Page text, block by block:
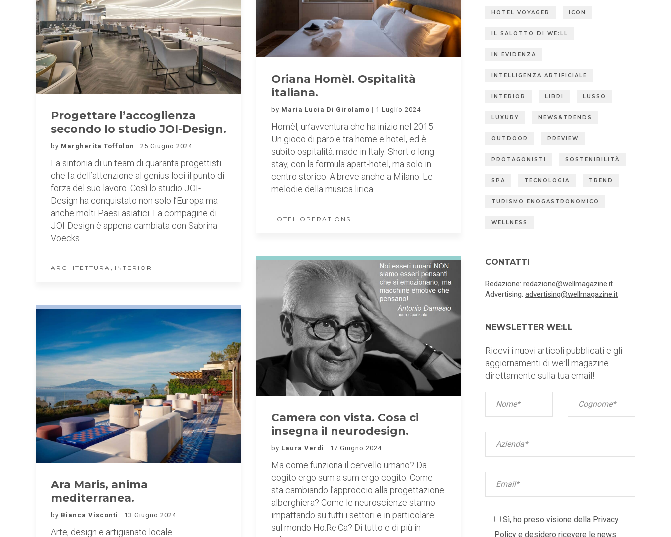
Oriana Homèl. Ospitalità
italiana.
by Maria Lucia Di Girolamo 1 Luglio 2024
Homèl, un’avventura che ha inizio nel 2015.
Un gioco di parole tra home e hotel, ed è
subito ospitalità: made in Italy. Short o long
stay, con la formula apart-hotel, ma solo in
centro storico. A breve anche a Milano. Le
melodie della musica lirica…
HOTEL OPERATIONS
Progettare l’accoglienza
secondo lo studio JOI-Design.
by Margherita Toffolon 25 Giugno 2024
La sintonia di un team di quaranta progettisti
che fa dell’attenzione al genius loci il punto di
forza del suo lavoro. Così lo studio JOI-
Design ha conquistato non solo l’Europa ma
anche molti Paesi asiatici. La compagine di
JOI-Design è appena cambiata con Sabrina
Voecks…
ARCHITETTURA , INTERIOR
Camera con vista. Cosa ci
insegna il neurodesign.
by Laura Verdi 17 Giugno 2024
Ma come funziona il cervello umano? Da
cogito ergo sum a sum ergo cogito. Come
sta cambiando l’approccio alla progettazione
alberghiera? Come le neuroscienze stanno
impattando su tutti i settori e in particolare
sul mondo Ho.Re.Ca? Di tutto e di più in
Ara Maris, anima
mediterranea.
by Bianca Visconti 13 Giugno 2024
Arte, design e artigianato locale
HOTEL VOYAGER ICON
IL SALOTTO DI WE:LL
IN EVIDENZA
INTELLIGENZA ARTIFICIALE
INTERIOR LIBRI LUSSO
LUXURY NEWS&TRENDS
OUTDOOR PREVIEW
PROTAGONISTI SOSTENIBILITÀ
SPA TECNOLOGIA TREND
TURISMO ENOGASTRONOMICO
WELLNESS
CONTATTI
Redazione: redazione@wellmagazine.it
Advertising: advertising@wellmagazine.it
NEWSLETTER WE:LL
Ricevi i nuovi articoli pubblicati e gli
aggiornamenti di we:ll magazine
direttamente sulla tua email!
Sì, ho preso visione della Privacy
Policy e desidero ricevere le news